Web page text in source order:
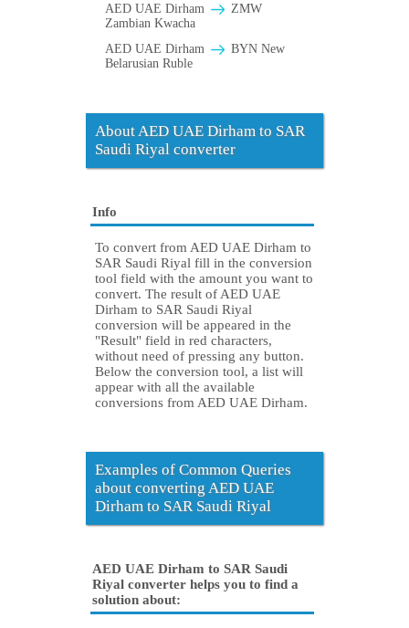
AED UAE Dirham
ZMW
Zambian Kwacha
AED UAE Dirham
BYN New
Belarusian Ruble
About AED UAE Dirham to SAR
Saudi Riyal converter
Info
To convert from AED UAE Dirham to
SAR Saudi Riyal fill in the conversion
tool field with the amount you want to
convert. The result of AED UAE
Dirham to SAR Saudi Riyal
conversion will be appeared in the
"Result" field in red characters,
without need of pressing any button.
Below the conversion tool, a list will
appear with all the available
conversions from AED UAE Dirham.
Examples of Common Queries
about converting AED UAE
Dirham to SAR Saudi Riyal
AED UAE Dirham to SAR Saudi
Riyal converter helps you to find a
solution about: